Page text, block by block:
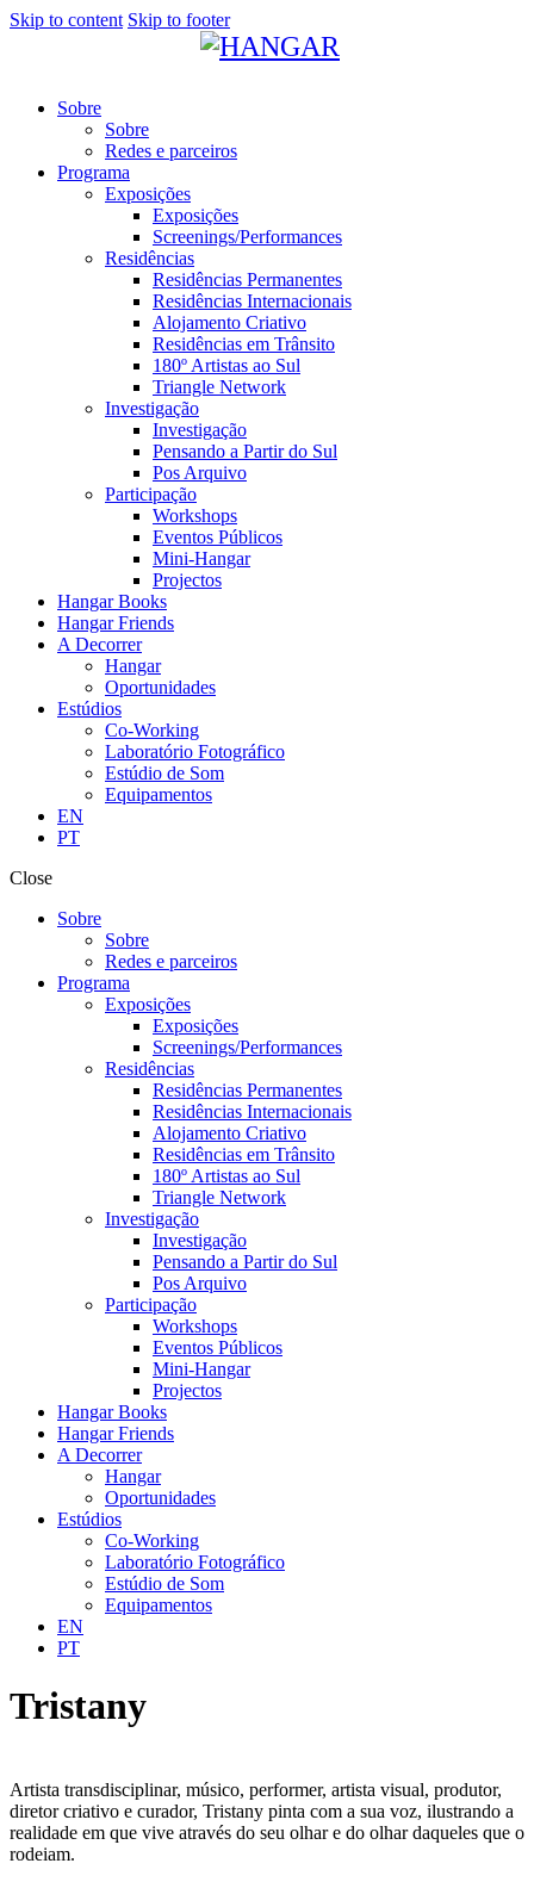
Skip to content Skip to footer
Sobre
Sobre
Redes e parceiros
Programa
Exposições
Exposições
Screenings/Performances
Residências
Residências Permanentes
Residências Internacionais
Alojamento Criativo
Residências em Trânsito
180º Artistas ao Sul
Triangle Network
Investigação
Investigação
Pensando a Partir do Sul
Pos Arquivo
Participação
Workshops
Eventos Públicos
Mini-Hangar
Projectos
Hangar Books
Hangar Friends
A Decorrer
Hangar
Oportunidades
Estúdios
Co-Working
Laboratório Fotográfico
Estúdio de Som
Equipamentos
EN
PT
Close
Sobre
Sobre
Redes e parceiros
Programa
Exposições
Exposições
Screenings/Performances
Residências
Residências Permanentes
Residências Internacionais
Alojamento Criativo
Residências em Trânsito
180º Artistas ao Sul
Triangle Network
Investigação
Investigação
Pensando a Partir do Sul
Pos Arquivo
Participação
Workshops
Eventos Públicos
Mini-Hangar
Projectos
Hangar Books
Hangar Friends
A Decorrer
Hangar
Oportunidades
Estúdios
Co-Working
Laboratório Fotográfico
Estúdio de Som
Equipamentos
EN
PT
Tristany
Artista transdisciplinar, músico, performer, artista visual, produtor,
diretor criativo e curador, Tristany pinta com a sua voz, ilustrando a
realidade em que vive através do seu olhar e do olhar daqueles que o
rodeiam.